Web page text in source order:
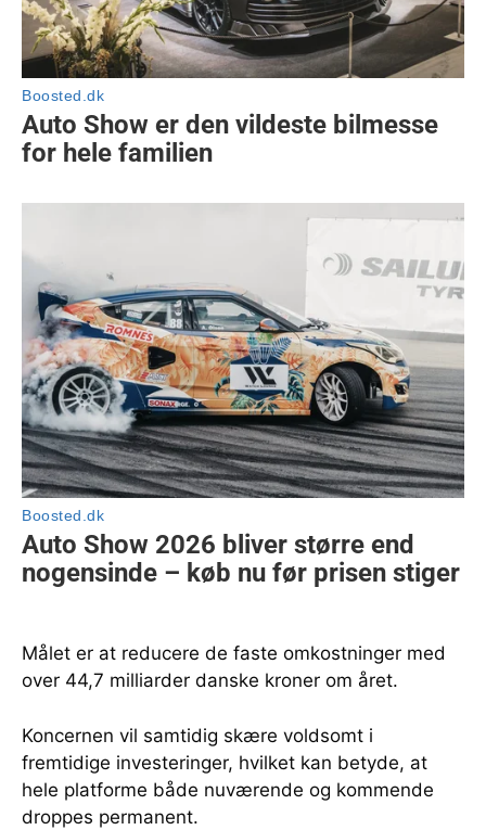
Målet er at reducere de faste omkostninger med
over 44,7 milliarder danske kroner om året.
Koncernen vil samtidig skære voldsomt i
fremtidige investeringer, hvilket kan betyde, at
hele platforme både nuværende og kommende
droppes permanent.